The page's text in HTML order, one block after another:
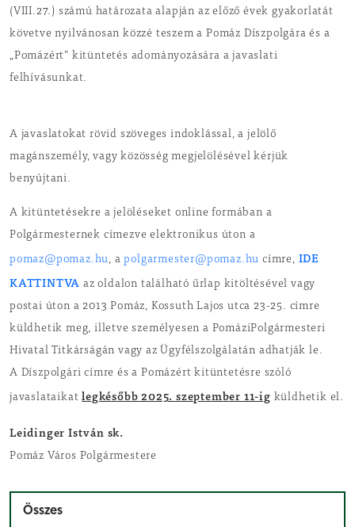
(VIII.27.) számú határozata alapján az előző évek gyakorlatát
követve nyilvánosan közzé teszem a Pomáz Díszpolgára és a
„Pomázért” kitüntetés adományozására a javaslati
felhívásunkat.
A javaslatokat rövid szöveges indoklással, a jelölő
magánszemély, vagy közösség megjelölésével kérjük
benyújtani.
A kitüntetésekre a jelöléseket online formában a
Polgármesternek címezve elektronikus úton a
pomaz@pomaz.hu, apolgarmester@pomaz.hu címre, IDE
KATTINTVA az oldalon található űrlap kitöltésével vagy
postai úton a 2013 Pomáz, Kossuth Lajos utca 23-25. címre
küldhetik meg, illetve személyesen a PomáziPolgármesteri
Hivatal Titkárságán vagy az Ügyfélszolgálatán adhatják le.
A Díszpolgári címre és a Pomázért kitüntetésre szóló
javaslataikatlegkésőbb 2025. szeptember 11-ig küldhetik el.
Leidinger István sk.
Pomáz Város Polgármestere
Összes